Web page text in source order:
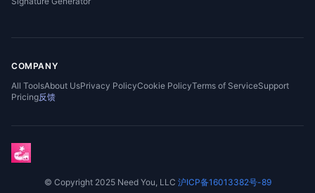
COMPANY
All ToolsAbout UsPrivacy PolicyCookie PolicyTerms of ServiceSupport
Pricing反馈
© Copyright 2025 Need You, LLC 沪ICP备16013382号-89